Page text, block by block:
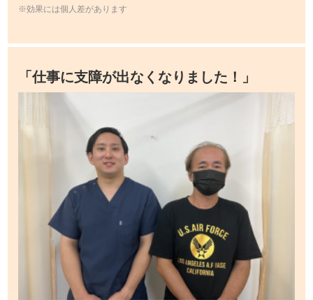
※効果には個人差があります
「仕事に支障が出なくなりました！」